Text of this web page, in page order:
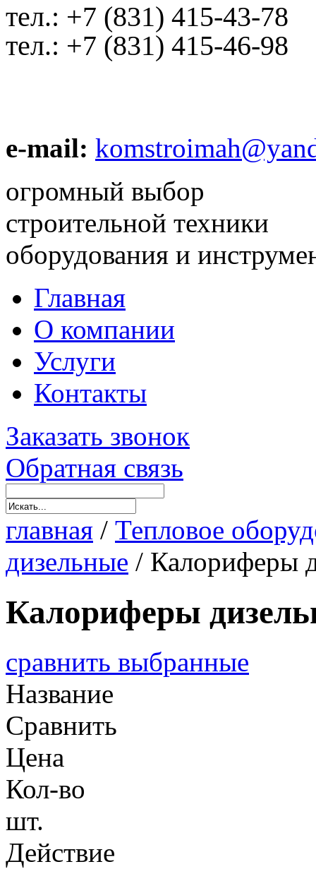
тел.: +7 (831) 415-43-78
тел.: +7 (831) 415-46-98
e-mail:
огромный выбор
строительной техники
оборудования и
Главная
О компании
Услуги
Контакты
Заказать звонок
Обратная связь
главная / Тепловое
дизельные / Калориферы
Калориферы
сравнить выбранные
Название
Сравнить
Цена
Кол-во
шт.
Действие